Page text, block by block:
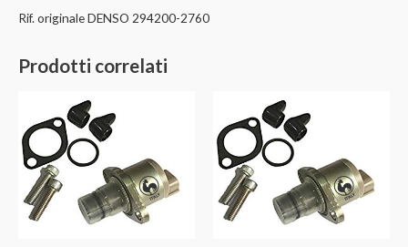
Rif. originale DENSO 294200-2760
Prodotti correlati